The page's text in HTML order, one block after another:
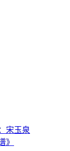
宋玉泉
》